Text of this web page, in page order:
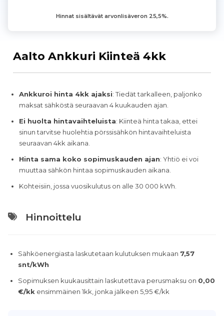
Hinnat sisältävät arvonlisäveron 25,5%.
Aalto Ankkuri Kiinteä 4kk
Ankkuroi hinta 4kk ajaksi: Tiedät tarkalleen, paljonko
maksat sähköstä seuraavan 4 kuukauden ajan.
Ei huolta hintavaihteluista: Kiinteä hinta takaa, ettei
sinun tarvitse huolehtia pörssisähkön hintavaihteluista
seuraavan 4kk aikana.
Hinta sama koko sopimuskauden ajan: Yhtiö ei voi
muuttaa sähkön hintaa sopimuskauden aikana.
Kohteisiin, jossa vuosikulutus on alle 30 000 kWh.
Hinnoittelu
Sähköenergiasta laskutetaan kulutuksen mukaan 7,57
snt/kWh
Sopimuksen kuukausittain laskutettava perusmaksu on 0,00
€/kkensimmäinen 1kk, jonka jälkeen 5,95 €/kk